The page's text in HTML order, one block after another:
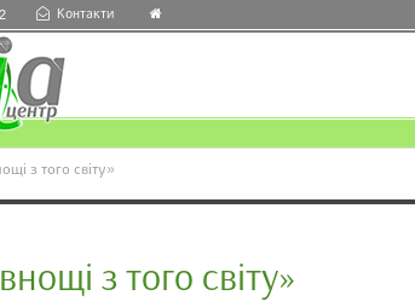
Контакти
з того світу»
з того світу»